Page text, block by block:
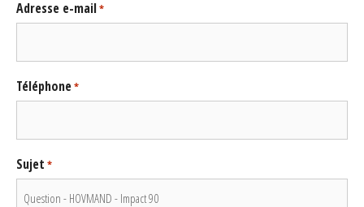
Adresse e-mail*
Téléphone*
Sujet *